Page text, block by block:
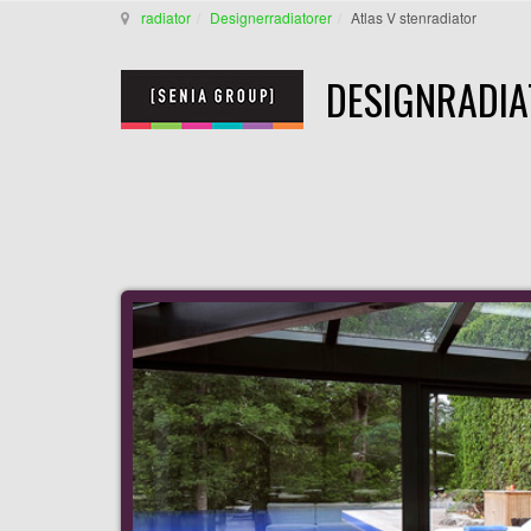
radiator Designerradiatorer Atlas V stenradiator